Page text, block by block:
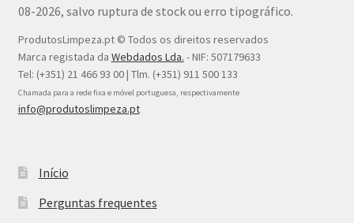
08-2026, salvo ruptura de stock ou erro tipográfico.
ProdutosLimpeza.pt © Todos os direitos reservados
Marca registada da Webdados Lda. - NIF: 507179633
Tel: (+351) 21 466 93 00 | Tlm. (+351) 911 500 133
Chamada para a rede fixa e móvel portuguesa, respectivamente
info@produtoslimpeza.pt
Início
Perguntas frequentes